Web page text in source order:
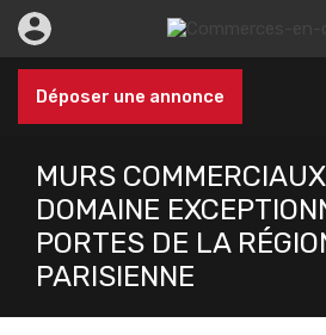
Déposer une annonce
MURS
DOMAINE
PORTES DE LA
PARISIENNE